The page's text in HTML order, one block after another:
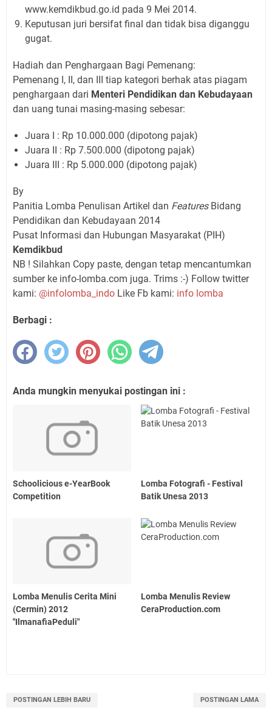
www.kemdikbud.go.id pada 9 Mei 2014.
Keputusan juri bersifat final dan tidak bisa diganggu
gugat.
Hadiah dan Penghargaan Bagi Pemenang:
Pemenang I, II, dan III tiap kategori berhak atas piagam
penghargaan dari Menteri Pendidikan dan Kebudayaan
dan uang tunai masing-masing sebesar:
Juara I : Rp 10.000.000 (dipotong pajak)
Juara II : Rp 7.500.000 (dipotong pajak)
Juara III : Rp 5.000.000 (dipotong pajak)
By
Panitia Lomba Penulisan Artikel dan FeaturesBidang
Pendidikan dan Kebudayaan 2014
Pusat Informasi dan Hubungan Masyarakat (PIH)
Kemdikbud
NB ! Silahkan Copy paste, dengan tetap mencantumkan
sumber ke info-lomba.com juga. Trims :-) Follow twitter
kami: @infolomba_indo Like Fb kami: info lomba
Berbagi :
Anda mungkin menyukai postingan ini :
Schoolicious e-YearBook
Competition
Lomba Fotografi - Festival
Batik Unesa 2013
Lomba Menulis Cerita Mini
(Cermin) 2012
"IlmanafiaPeduli"
Lomba Menulis Review
CeraProduction.com
POSTINGAN LEBIH BARU POSTINGAN LAMA